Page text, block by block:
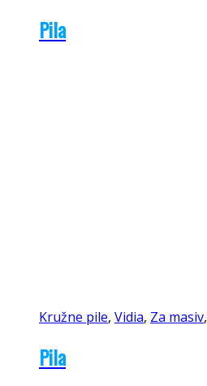
Pila
Kružne pile, Vidia, Za masiv,
Pila